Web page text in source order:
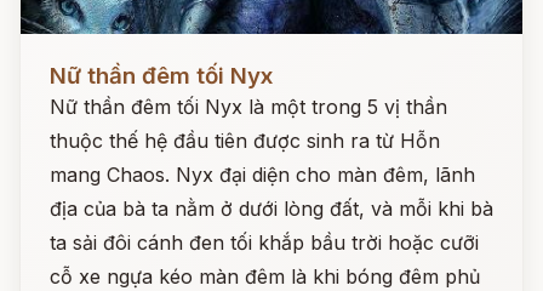
Nữ thần đêm tối Nyx
Nữ thần đêm tối Nyx là một trong 5 vị thần
thuộc thế hệ đầu tiên được sinh ra từ Hỗn
mang Chaos. Nyx đại diện cho màn đêm, lãnh
địa của bà ta nằm ở dưới lòng đất, và mỗi khi bà
ta sải đôi cánh đen tối khắp bầu trời hoặc cưỡi
cỗ xe ngựa kéo màn đêm là khi bóng đêm phủ